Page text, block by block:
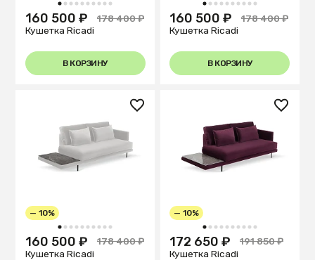
1 2 3 4 5 6 7 8 9 10
160 500 ₽
178 400 ₽
Кушетка Ricadi
В КОРЗИНУ
1 2 3 4 5 6 7 8 9 10
160 500 ₽
178 400 ₽
Кушетка Ricadi
В КОРЗИНУ
1 2 3 4 5 6 7 8 9 10
— 10%
160 500 ₽
178 400 ₽
Кушетка Ricadi
1 2 3 4 5 6 7 8 9 10
— 10%
172 650 ₽
191 850 ₽
Кушетка Ricadi